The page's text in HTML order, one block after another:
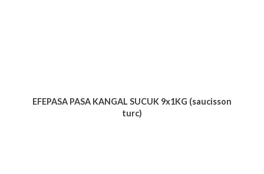
EFEPASA PASA KANGAL SUCUK 9x1KG (saucisson
turc)